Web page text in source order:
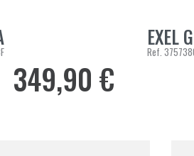
Prix
349,90 €
AJOUTER
EXEL
Ref.